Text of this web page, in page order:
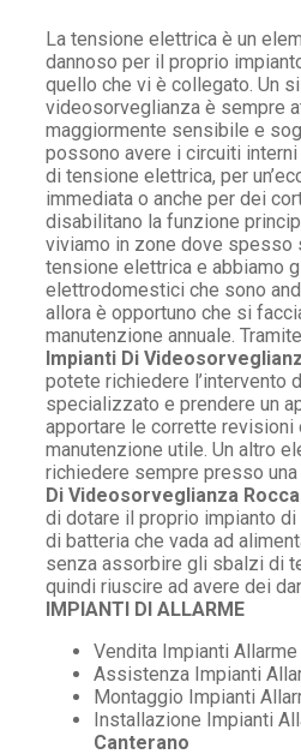
La tensione elettrica è un
dannoso per il proprio
quello che vi è collegato. Un
videosorveglianza è sempre
maggiormente sensibile e
possono avere i circuiti
di tensione elettrica, per
immediata o anche per dei
disabilitano la funzione
viviamo in zone dove spesso
tensione elettrica e abbiamo
elettrodomestici che sono
allora è opportuno che si
manutenzione annuale.
Impianti Di
potete richiedere l’intervento
specializzato e prendere un
apportare le corrette revisioni
manutenzione utile. Un altro
richiedere sempre presso una
Di Videosorveglianza
di dotare il proprio impianto
di batteria che vada ad
senza assorbire gli sbalzi di
quindi riuscire ad avere dei
IMPIANTI DI ALLARME
Vendita Impianti Allarme
Assistenza Impianti
Montaggio Impianti
Installazione Impianti
Canterano